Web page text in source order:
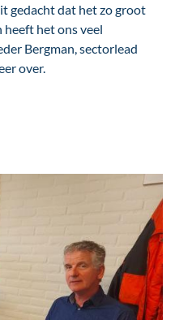
gedacht dat het zo groot
heeft het ons veel
Bergman, sectorlead
over.